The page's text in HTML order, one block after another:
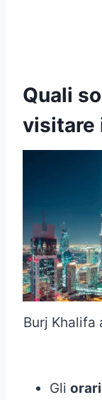
Quali
visitare
Burj Khalifa
Gli